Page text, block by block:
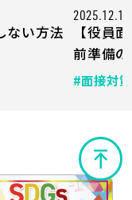
ない方法
2025.12.15
【役員
前準備
#面接対策